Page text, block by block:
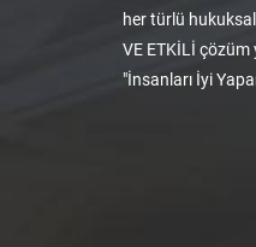
her türlü
VE ETKİLİ çözüm
"İnsanları İyi